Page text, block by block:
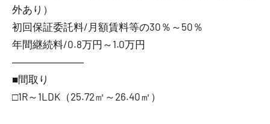
外あり）
初回保証委託料/月額賃料等の30％～50％
年間継続料/0.8万円～1.0万円
―――――――
■間取り
□1R～1LDK（25.72㎡～26.40㎡）